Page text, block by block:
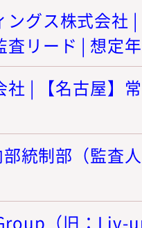
ングス株式会社
リード | 想定
社 | 【名古屋】
統制部（監査
（旧：Liv-